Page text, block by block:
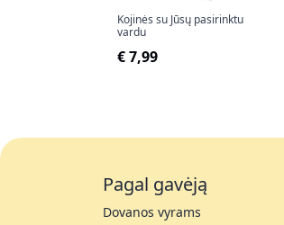
Kojinės su Jūsų pasirinktu
vardu
€ 7,99
Pagal gavėją
Dovanos vyrams